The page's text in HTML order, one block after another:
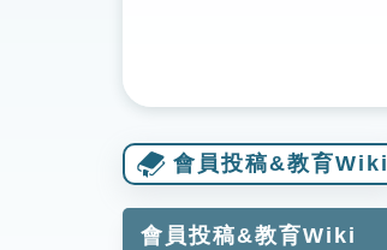
會員投稿&教育Wiki
會員投稿&教育Wiki